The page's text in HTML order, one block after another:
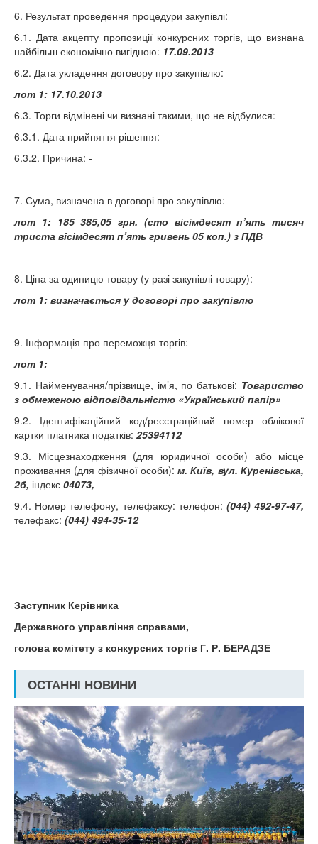
6. Результат проведення процедури закупівлі:
6.1. Дата акцепту пропозиції конкурсних торгів, що визнана
найбільш економічно вигідною: 17.09.2013
6.2. Дата укладення договору про закупівлю:
лот 1: 17.10.2013
6.3. Торги відмінені чи визнані такими, що не відбулися:
6.3.1. Дата прийняття рішення: -
6.3.2. Причина: -
7. Сума, визначена в договорі про закупівлю:
лот 1: 185 385,05 грн. (сто вісімдесят п’ять тисяч
триста вісімдесят п’ять гривень 05 коп.) з ПДВ
8. Ціна за одиницю товару (у разі закупівлі товару):
лот 1: визначається у договорі про закупівлю
9. Інформація про переможця торгів:
лот 1:
9.1. Найменування/прізвище, ім’я, по батькові: Товариство
з обмеженою відповідальністю «Український папір»
9.2. Ідентифікаційний код/реєстраційний номер облікової
картки платника податків: 25394112
9.3. Місцезнаходження (для юридичної особи) або місце
проживання (для фізичної особи):м. Київ, вул. Куренівська,
2б, індекс 04073,
9.4. Номер телефону, телефаксу: телефон: (044)492-97-47,
телефакс: (044) 494-35-12
Заступник Керівника
Державного управління справами,
голова комітету з конкурсних торгів Г. Р. БЕРАДЗЕ
ОСТАННІ НОВИНИ